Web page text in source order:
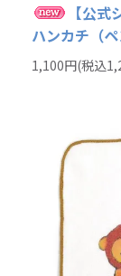
【公
ハンカチ（
1,100円(税込